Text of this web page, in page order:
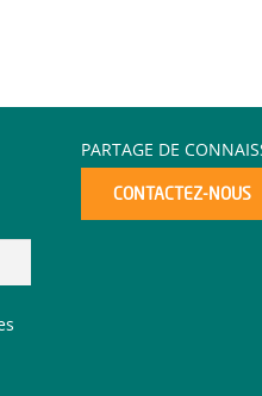
PARTAGE DE
CONTACTEZ-NOUS